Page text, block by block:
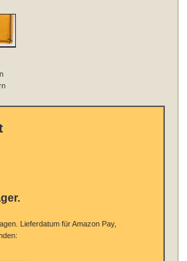
Lieferdatum für Amazon Pay,